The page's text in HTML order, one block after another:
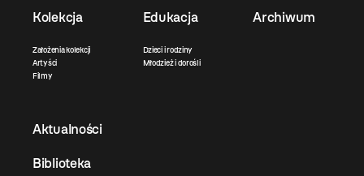
Kolekcja
Założenia kolekcji
Artyści
Filmy
Edukacja
Dzieci i rodziny
Młodzież i dorośli
Archiwum
Aktualności
Biblioteka